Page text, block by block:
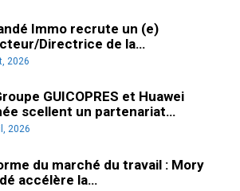
Immo recrute un (e)
Directrice de la…
2026
GUICOPRES et Huawei
scellent un partenariat…
2026
du marché du travail : Mory
accélère la…